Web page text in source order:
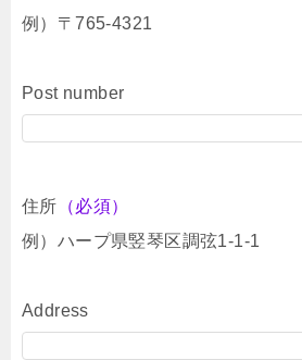
例）〒765-4321
Post number
住所 （必須）
例）ハープ県竪琴区調弦1-1-1
Address